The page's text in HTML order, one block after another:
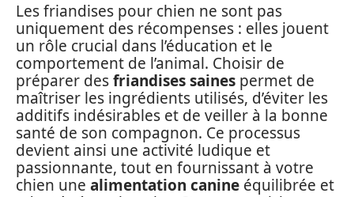
Les friandises pour chien ne sont pas
uniquement des récompenses : elles jouent
un rôle crucial dans l’éducation et le
comportement de l’animal. Choisir de
préparer desfriandises saines permet de
maîtriser les ingrédients utilisés, d’éviter les
additifs indésirables et de veiller à la bonne
santé de son compagnon. Ce processus
devient ainsi une activité ludique et
passionnante, tout en fournissant à votre
chien une alimentation canine équilibrée et